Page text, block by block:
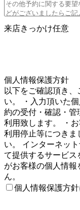
来店きっかけ任意
個人情報保護方針
以下をご確認頂き
い。 ・入力頂いた
約の受付・確認・管
利用致します。 ・
利用停止等につきま
い。 インターネッ
て提供するサービス
がお客様の個人情
ん。
個人情報保護方